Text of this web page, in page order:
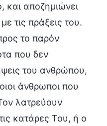
και αποζημιώνει
τις πράξεις του.
το παρόν
που δεν
του ανθρώπου,
άνθρωποι που
λατρεύουν
κατάρες Του, ή ο